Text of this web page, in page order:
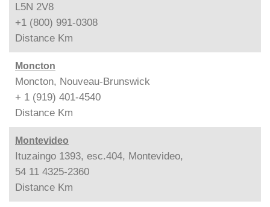
L5N 2V8
+1 (800) 991-0308
Distance Km
Moncton
Moncton, Nouveau-Brunswick
+ 1 (919) 401-4540
Distance Km
Montevideo
Ituzaingo 1393, esc.404, Montevideo,
54 11 4325-2360
Distance Km